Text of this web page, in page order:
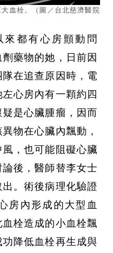
血栓。（圖／台北慈濟醫院
都有心房顫動問
藥物的她，日前因
在追查原因時，電
心房內有一顆約四
是心臟腫瘤，因而
物在心臟內飄動，
，也可能阻礙心臟
後，醫師替李女士
。術後病理化驗證
房內形成的大型血
栓造成的小血栓飄
降低血栓再生成與